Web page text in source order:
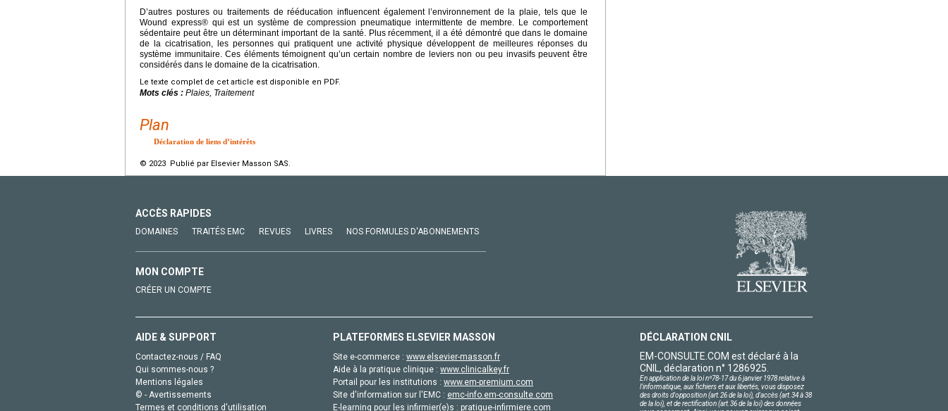
D’autres postures ou traitements de rééducation influencent également l’environnement de la plaie, tels que le
Wound express® qui est un système de compression pneumatique intermittente de membre. Le comportement
sédentaire peut être un déterminant important de la santé. Plus récemment, il a été démontré que dans le domaine
de la cicatrisation, les personnes qui pratiquent une activité physique développent de meilleures réponses du
système immunitaire. Ces éléments témoignent qu’un certain nombre de leviers non ou peu invasifs peuvent être
considérés dans le domaine de la cicatrisation.
Le texte complet de cet article est disponible en PDF.
Mots clés : Plaies, Traitement
Plan
Déclaration de liens d’intérêts
© 2023 Publié par Elsevier Masson SAS.
ACCÈS RAPIDES
DOMAINES TRAITÉS EMC REVUES LIVRES NOS FORMULES D'ABONNEMENTS
MON COMPTE
CRÉER UN COMPTE
AIDE & SUPPORT
Contactez-nous / FAQ
Qui sommes-nous ?
Mentions légales
© - Avertissements
Termes et conditions d'utilisation
PLATEFORMES ELSEVIER MASSON
Site e-commerce : www.elsevier-masson.fr
Aide à la pratique clinique : www.clinicalkey.fr
Portail pour les institutions : www.em-premium.com
Site d'information sur l'EMC : emc-info.em-consulte.com
E-learning pour les infirmier(e)s : pratique-infirmiere.com
DÉCLARATION CNIL
EM-CONSULTE.COM est déclaré à la
CNIL, déclaration n° 1286925.
En application de la loi nº78-17 du 6 janvier 1978 relative à
l'informatique, aux fichiers et aux libertés, vous disposez
des droits d'opposition (art.26 de la loi), d'accès (art.34 à 38
de la loi), et de rectification (art.36 de la loi) des données